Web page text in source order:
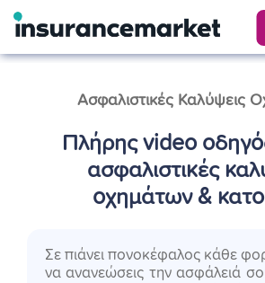
Ασφαλιστικές Καλύψεις
Πλήρης video
ασφαλιστικές
οχημάτων &
Σε πιάνει πονοκέφαλος κάθε
να ανανεώσεις την ασφάλειά